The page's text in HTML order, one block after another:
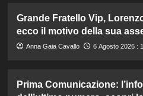
Grande Fratello Vip,
ecco il motivo della sua
Anna Gaia Cavallo 6 Agosto 2026 :
Prima Comunicazione: